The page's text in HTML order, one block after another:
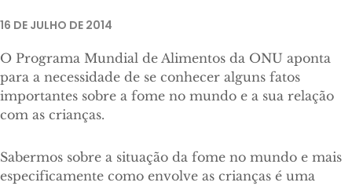
16 DE JULHO DE 2014
O Programa Mundial de Alimentos da ONU aponta
para a necessidade de se conhecer alguns fatos
importantes sobre a fome no mundo e a sua relação
com as crianças.
Sabermos sobre a situação da fome no mundo e mais
especificamente como envolve as crianças é uma